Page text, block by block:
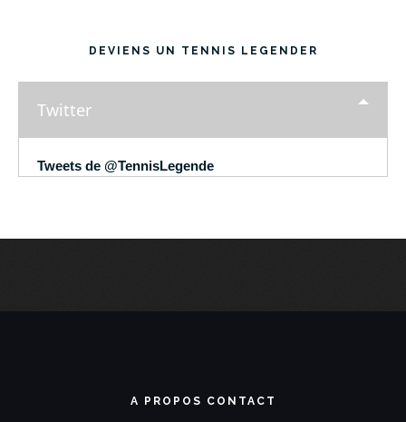
DEVIENS UN TENNIS LEGENDER
Twitter
Tweets de @TennisLegende
A PROPOS CONTACT